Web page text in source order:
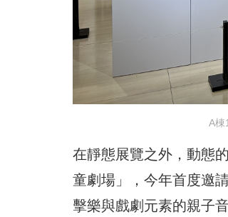
A棟
在靜態展覽之外，動態
童劇場」，今年首度邀
擊樂與戲劇元素的親子